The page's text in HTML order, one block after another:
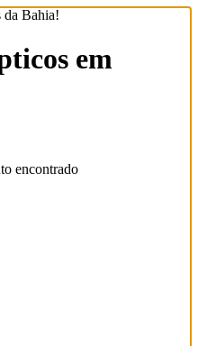
da Bahia!
em
encontrado